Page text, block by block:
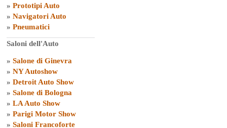
» Prototipi Auto
» Navigatori Auto
» Pneumatici
Saloni dell'Auto
» Salone di Ginevra
» NY Autoshow
» Detroit Auto Show
» Salone di Bologna
» LA Auto Show
» Parigi Motor Show
» Saloni Francoforte